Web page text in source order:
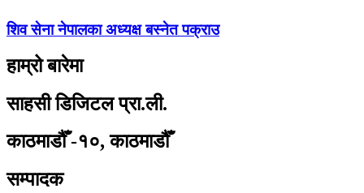
शिव सेना नेपालका अध्यक्ष बस्नेत पक्राउ
हाम्रो बारेमा
साहसी डिजिटल प्रा.ली.
काठमाडौँ -१०, काठमाडौँ
सम्पादक